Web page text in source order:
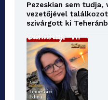
Pezeskian sem
vezetőjével
szivárgott ki